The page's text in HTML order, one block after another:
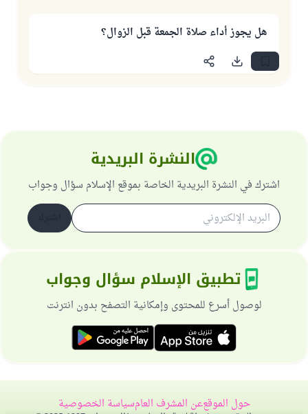
هل يجوز أداء صلاة الجمعة قبل الزوال؟
النشرة البريدية
اشترك في النشرة البريدية الخاصة بموقع الإسلام سؤال وجواب
تطبيق الإسلام سؤال وجواب
لوصول أسرع للمحتوى وإمكانية التصفح بدون انترنت
حول الموقععن المشرف العامسياسة الخصوصية